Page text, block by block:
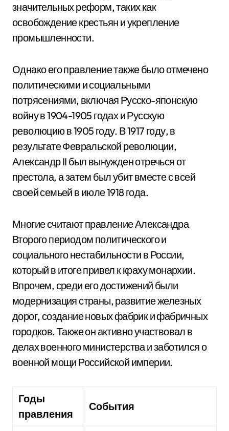
значительных реформ, таких как
освобождение крестьян и укрепление
промышленности.
Однако его правление также было отмечено
политическими и социальными
потрясениями, включая Русско-японскую
войну в 1904-1905 годах и Русскую
революцию в 1905 году. В 1917 году, в
результате Февральской революции,
Александр II был вынужден отречься от
престола, а затем был убит вместе с всей
своей семьей в июле 1918 года.
Многие считают правление Александра
Второго периодом политического и
социального нестабильности в России,
который в итоге привел к краху монархии.
Впрочем, среди его достижений были
модернизация страны, развитие железных
дорог, создание новых фабрик и фабричных
городков. Также он активно участвовал в
делах военного министерства и заботился о
военной мощи Российской империи.
Годы
правления
События